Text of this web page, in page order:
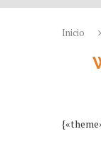
Inicio